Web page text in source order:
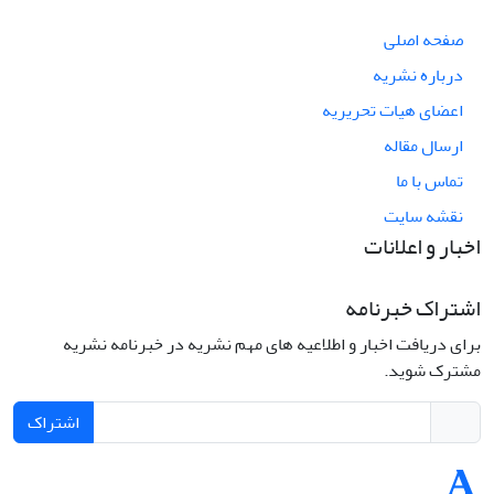
صفحه اصلی
درباره نشریه
اعضای هیات تحریریه
ارسال مقاله
تماس با ما
نقشه سایت
اخبار و اعلانات
اشتراک خبرنامه
برای دریافت اخبار و اطلاعیه های مهم نشریه در خبرنامه نشریه
مشترک شوید.
اشتراک